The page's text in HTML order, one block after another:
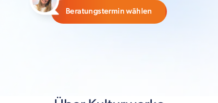
Beratungstermin wählen